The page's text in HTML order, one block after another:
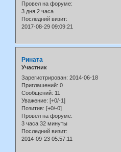
Провел на форуме:
3 дня 2 часа
Последний визит:
2017-08-29 09:09:21
Рината
Участник
Зарегистрирован: 2014-06-18
Приглашений: 0
Сообщений: 11
Уважение: [+0/-1]
Позитив: [+0/-0]
Провел на форуме:
3 часа 32 минуты
Последний визит:
2014-09-23 05:57:11